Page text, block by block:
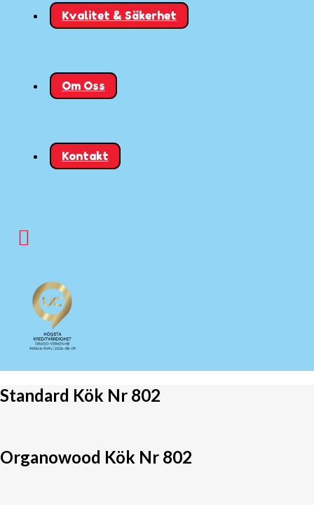
Kvalitet & Säkerhet
Om Oss
Kontakt
Standard Kök Nr 802
Organowood Kök Nr 802